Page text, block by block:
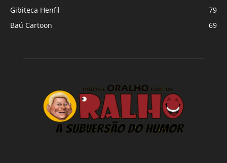
Gibiteca Henfil
79
Baú Cartoon
69